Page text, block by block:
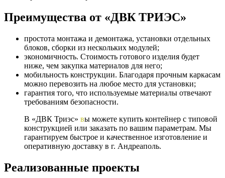
Преимущества от «ДВК ТРИЭС»
простота монтажа и демонтажа, установки отдельных
блоков, сборки из нескольких модулей;
экономичность. Стоимость готового изделия будет
ниже, чем закупка материалов для него;
мобильность конструкции. Благодаря прочным каркасам
можно перевозить на любое место для установки;
гарантия того, что используемые материалы отвечают
требованиям безопасности.
В «ДВК Триэс» вы можете купить контейнер с типовой
конструкцией или заказать по вашим параметрам. Мы
гарантируем быстрое и качественное изготовление и
оперативную доставку в г. Андреаполь.
Реализованные проекты